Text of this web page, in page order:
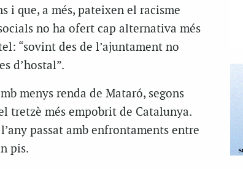
i que, a més, pateixen el racisme
no ha ofert cap alternativa més
“sovint des de l’ajuntament no
d’hostal”.
menys renda de Mataró, segons
tretzè més empobrit de Catalunya.
passat amb enfrontaments entre
pis.